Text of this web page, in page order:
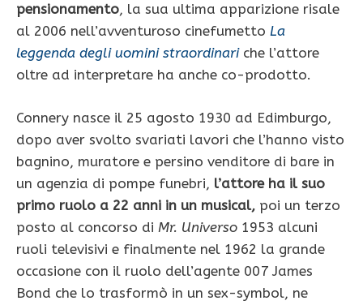
pensionamento, la sua ultima apparizione risale
al 2006 nell’avventuroso cinefumetto La
leggenda degli uomini straordinari che l’attore
oltre ad interpretare ha anche co-prodotto.
Connery nasce il 25 agosto 1930 ad Edimburgo,
dopo aver svolto svariati lavori che l’hanno visto
bagnino, muratore e persino venditore di bare in
un agenzia di pompe funebri, l’attore ha il suo
primo ruolo a 22 anni in un musical, poi un terzo
posto al concorso di Mr. Universo 1953 alcuni
ruoli televisivi e finalmente nel 1962 la grande
occasione con il ruolo dell’agente 007 James
Bond che lo trasformò in un sex-symbol, ne